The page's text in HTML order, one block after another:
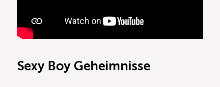
Sexy Boy Geheimnisse